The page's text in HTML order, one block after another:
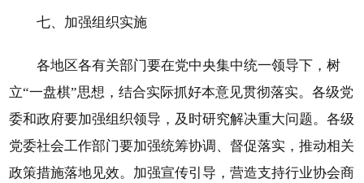
七、加强组织实施
各地区各有关部门要在党中央集中统一领导下，树
立“一盘棋”思想，结合实际抓好本意见贯彻落实。各级党
委和政府要加强组织领导，及时研究解决重大问题。各级
党委社会工作部门要加强统筹协调、督促落实，推动相关
政策措施落地见效。加强宣传引导，营造支持行业协会商